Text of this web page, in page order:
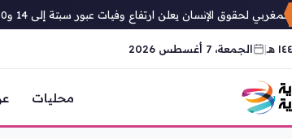
الإنسان يعلن ارتفاع وفيات عبور سبتة إلى 14 و80 في الجانب الإسباني
| الجمعة، 7 أغسطس 2026
محليات